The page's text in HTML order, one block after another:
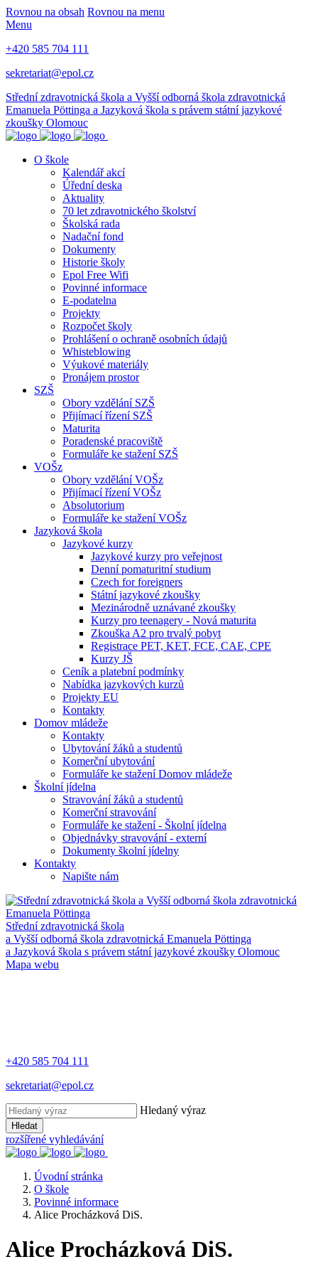
Rovnou na obsah Rovnou na menu
Menu
+420 585 704 111
sekretariat@epol.cz
Střední zdravotnická škola a Vyšší odborná škola zdravotnická
Emanuela Pöttinga a Jazyková škola s právem státní jazykové
zkoušky Olomouc
O škole
Kalendář akcí
Úřední deska
Aktuality
70 let zdravotnického školství
Školská rada
Nadační fond
Dokumenty
Historie školy
Epol Free Wifi
Povinné informace
E-podatelna
Projekty
Rozpočet školy
Prohlášení o ochraně osobních údajů
Whisteblowing
Výukové materiály
Pronájem prostor
SZŠ
Obory vzdělání SZŠ
Přijímací řízení SZŠ
Maturita
Poradenské pracoviště
Formuláře ke stažení SZŠ
VOŠz
Obory vzdělání VOŠz
Přijímací řízení VOŠz
Absolutorium
Formuláře ke stažení VOŠz
Jazyková škola
Jazykové kurzy
Jazykové kurzy pro veřejnost
Denní pomaturitní studium
Czech for foreigners
Státní jazykové zkoušky
Mezinárodně uznávané zkoušky
Kurzy pro teenagery - Nová maturita
Zkouška A2 pro trvalý pobyt
Registrace PET, KET, FCE, CAE, CPE
Kurzy JŠ
Ceník a platební podmínky
Nabídka jazykových kurzů
Projekty EU
Kontakty
Domov mládeže
Kontakty
Ubytování žáků a studentů
Komerční ubytování
Formuláře ke stažení Domov mládeže
Školní jídelna
Stravování žáků a studentů
Komerční stravování
Formuláře ke stažení - Školní jídelna
Objednávky stravování - externí
Dokumenty školní jídelny
Kontakty
Napište nám
Střední zdravotnická škola
a Vyšší odborná škola zdravotnická Emanuela Pöttinga
a Jazyková škola s právem státní jazykové zkoušky Olomouc
Mapa webu
+420 585 704 111
sekretariat@epol.cz
Hledaný výraz
Hledat
rozšířené vyhledávání
Úvodní stránka
O škole
Povinné informace
Alice Procházková DiS.
Alice Procházková DiS.